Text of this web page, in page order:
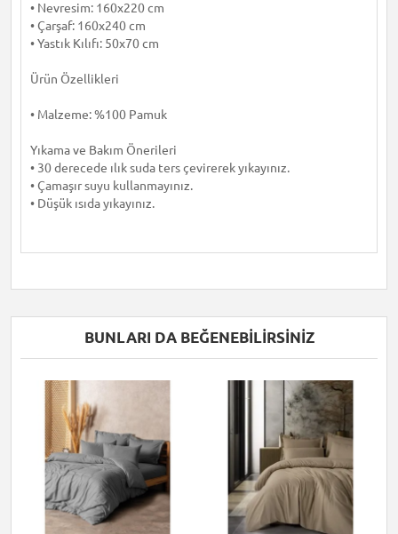
• Nevresim: 160x220 cm
• Çarşaf: 160x240 cm
• Yastık Kılıfı: 50x70 cm
Ürün Özellikleri
• Malzeme: %100 Pamuk
Yıkama ve Bakım Önerileri
• 30 derecede ılık suda ters çevirerek yıkayınız.
• Çamaşır suyu kullanmayınız.
• Düşük ısıda yıkayınız.
BUNLARI DA BEĞENEBILIRSINIZ